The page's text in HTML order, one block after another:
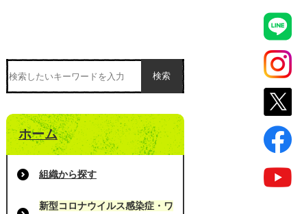
検索
ホーム
組織から探す
新型コロナウイルス感染症・ワ